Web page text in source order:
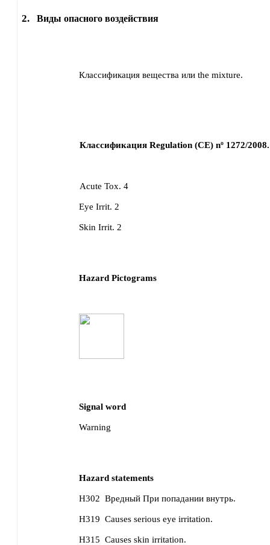
2. Виды опасного воздействия
Классификация вещества или the mixture.
Классификация Regulation (CE) nº 1272/2008.
Acute Tox. 4
Eye Irrit. 2
Skin Irrit. 2
Hazard Pictograms
Signal word
Warning
Hazard statements
H302 Вредный При попадании внутрь.
H319 Causes serious eye irritation.
H315 Causes skin irritation.